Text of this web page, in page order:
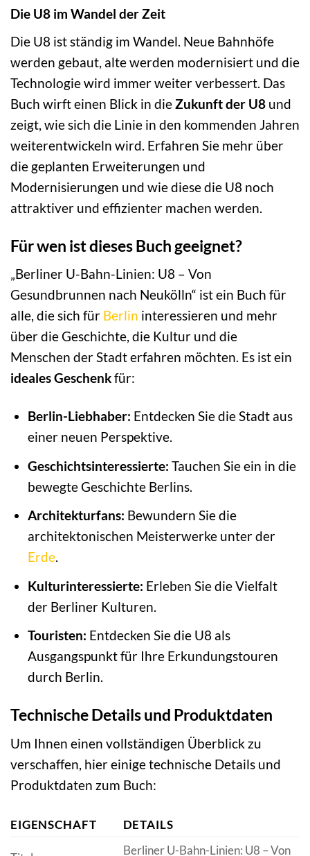
Die U8 im Wandel der Zeit
Die U8 ist ständig im Wandel. Neue Bahnhöfe
werden gebaut, alte werden modernisiert und die
Technologie wird immer weiter verbessert. Das
Buch wirft einen Blick in dieZukunft der U8 und
zeigt, wie sich die Linie in den kommenden Jahren
weiterentwickeln wird. Erfahren Sie mehr über
die geplanten Erweiterungen und
Modernisierungen und wie diese die U8 noch
attraktiver und effizienter machen werden.
Für wen ist dieses Buch geeignet?
„Berliner U-Bahn-Linien: U8 – Von
Gesundbrunnen nach Neukölln“ ist ein Buch für
alle, die sich für Berlin interessieren und mehr
über die Geschichte, die Kultur und die
Menschen der Stadt erfahren möchten. Es ist ein
ideales Geschenkfür:
Berlin-Liebhaber: Entdecken Sie die Stadt aus
einer neuen Perspektive.
Geschichtsinteressierte: Tauchen Sie ein in die
bewegte Geschichte Berlins.
Architekturfans: Bewundern Sie die
architektonischen Meisterwerke unter der
Erde.
Kulturinteressierte: Erleben Sie die Vielfalt
der Berliner Kulturen.
Touristen: Entdecken Sie die U8 als
Ausgangspunkt für Ihre Erkundungstouren
durch Berlin.
Technische Details und Produktdaten
Um Ihnen einen vollständigen Überblick zu
verschaffen, hier einige technische Details und
Produktdaten zum Buch:
EIGENSCHAFT DETAILS
Berliner U-Bahn-Linien: U8 – Von